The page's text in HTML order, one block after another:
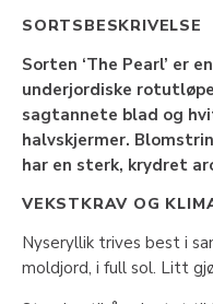
SORTSBESKRIVELSE
Sorten ‘The Pearl’ er
underjordiske
sagtannete blad og
halvskjermer.
har en sterk, krydret
VEKSTKRAV OG
Nyseryllik trives best i
moldjord, i full sol. Litt